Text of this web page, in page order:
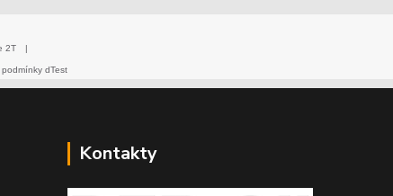
2T |
dTest
Kontakty